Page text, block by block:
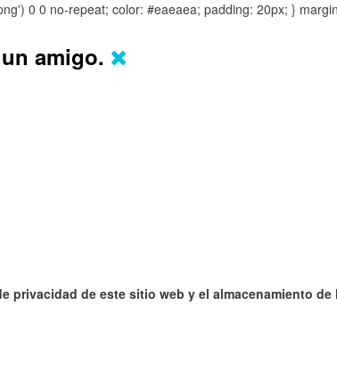
0 0 no-repeat; color: #eaeaea; padding: 20px; }
amigo.
privacidad de este sitio web y el almacenamiento